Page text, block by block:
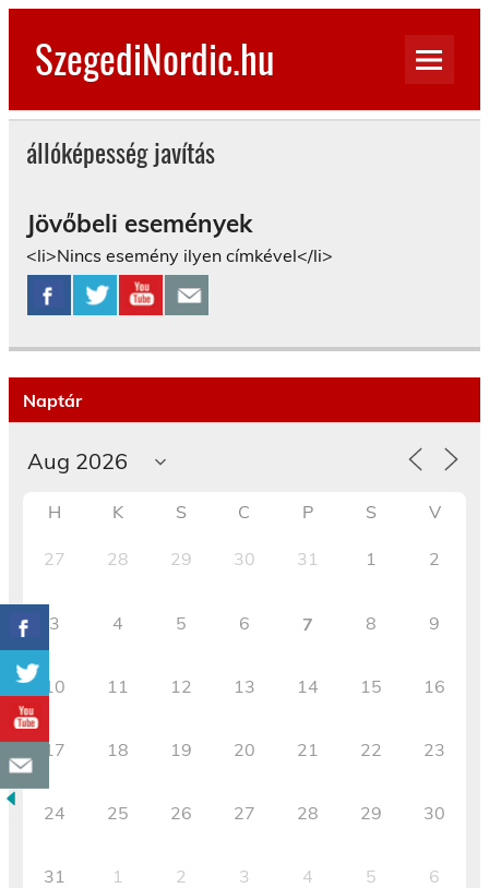
Skip
contentSzegediNordic.hu
állóképesség javítás
Jövőbeli események
<li>Nincs esemény ilyen címkével</li>
Naptár
H K S C P S V
27 28 29 30 31 1 2
3 4 5 6 7 8 9
10 11 12 13 14 15 16
17 18 19 20 21 22 23
24 25 26 27 28 29 30
31 1 2 3 4 5 6